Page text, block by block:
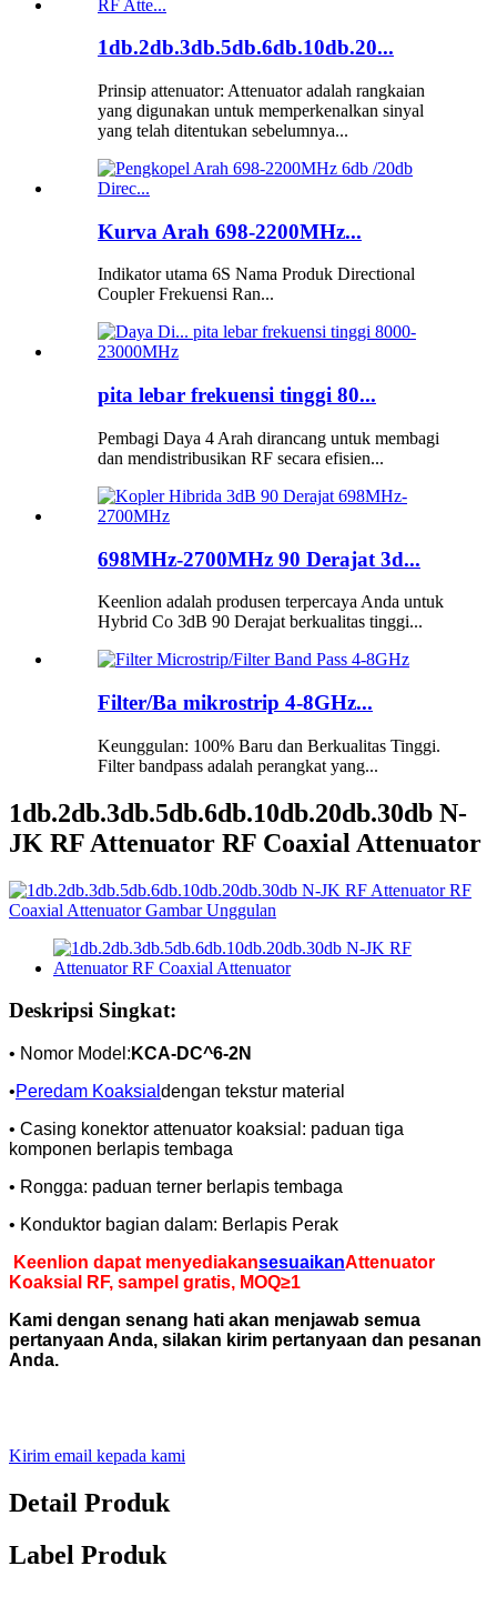
1db.2db.3db.5db.6db.10db.20...
Prinsip attenuator: Attenuator adalah rangkaian
yang digunakan untuk memperkenalkan sinyal
yang telah ditentukan sebelumnya...
Kurva Arah 698-2200MHz...
Indikator utama 6S Nama Produk Directional
Coupler Frekuensi Ran...
pita lebar frekuensi tinggi 80...
Pembagi Daya 4 Arah dirancang untuk membagi
dan mendistribusikan RF secara efisien...
698MHz-2700MHz 90 Derajat 3d...
Keenlion adalah produsen terpercaya Anda untuk
Hybrid Co 3dB 90 Derajat berkualitas tinggi...
Filter/Ba mikrostrip 4-8GHz...
Keunggulan: 100% Baru dan Berkualitas Tinggi.
Filter bandpass adalah perangkat yang...
1db.2db.3db.5db.6db.10db.20db.30db N-
JK RF Attenuator RF Coaxial Attenuator
Deskripsi Singkat:
• Nomor Model: KCA-DC^6-2N
•Peredam Koaksial dengan tekstur material
• Casing konektor attenuator koaksial: paduan tiga
komponen berlapis tembaga
• Rongga: paduan terner berlapis tembaga
• Konduktor bagian dalam: Berlapis Perak
Keenlion dapat menyediakansesuaikanAttenuator
Koaksial RF, sampel gratis, MOQ≥1
Kami dengan senang hati akan menjawab semua
pertanyaan Anda, silakan kirim pertanyaan dan pesanan
Anda.
Kirim email kepada kami
Detail Produk
Label Produk